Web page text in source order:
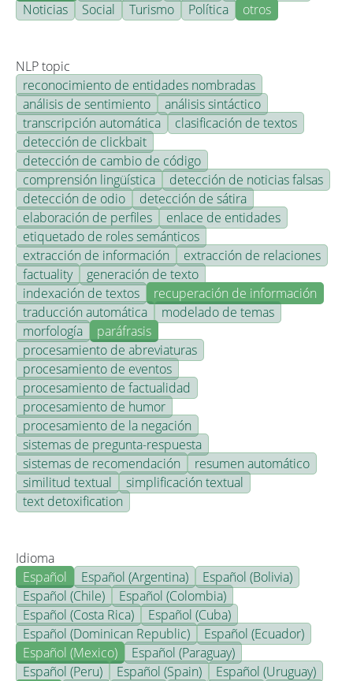
Noticias
Social Turismo Política otros
NLP topic
reconocimiento de entidades nombradas
análisis de sentimiento
análisis sintáctico
transcripción automática
clasificación de textos
detección de clickbait
detección de cambio de código
comprensión lingüística
detección de noticias falsas
detección de odio
detección de sátira
elaboración de perfiles
enlace de entidades
etiquetado de roles semánticos
extracción de información
extracción de relaciones
factuality
generación de texto
indexación de textos
recuperación de información
traducción automática
modelado de temas
morfología
paráfrasis
procesamiento de abreviaturas
procesamiento de eventos
procesamiento de factualidad
procesamiento de humor
procesamiento de la negación
sistemas de pregunta-respuesta
sistemas de recomendación
resumen automático
similitud textual
simplificación textual
text detoxification
Idioma
Español
Español (Argentina)
Español (Bolivia)
Español (Chile)
Español (Colombia)
Español (Costa Rica)
Español (Cuba)
Español (Dominican Republic)
Español (Ecuador)
Español (Mexico)
Español (Paraguay)
Español (Peru)
Español (Spain)
Español (Uruguay)